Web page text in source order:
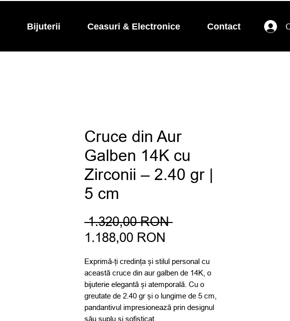
Bijuterii Ceasuri & Electronice Contact
Cruce din Aur
Galben 14K cu
Zirconii – 2.40 gr |
5 cm
1.320,00 RON Preț
1.188,00 RON
Exprimă-ți credința și stilul personal cu
această cruce din aur galben de 14K, o
bijuterie elegantă și atemporală. Cu o
greutate de 2.40 gr și o lungime de 5 cm,
pandantivul impresionează prin designul
său suplu și sofisticat.